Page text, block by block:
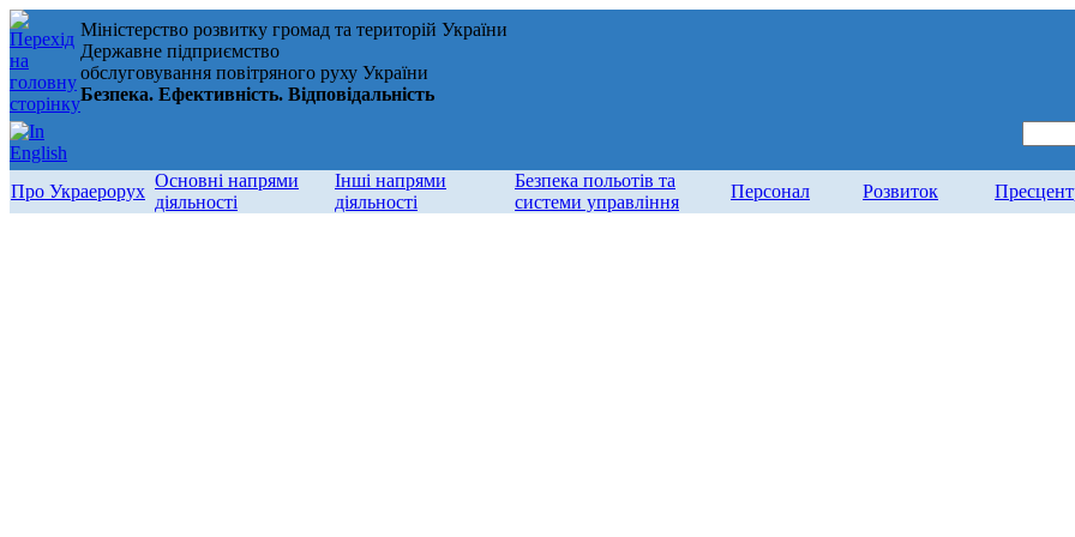
Міністерство розвитку громад та територій України
Державне підприємство
обслуговування повітряного руху України
Безпека. Ефективність. Відповідальність
Про Украерорух
Основні напрями
діяльності
Інші напрями
діяльності
Безпека польотів та
системи управління
Персонал Розвиток